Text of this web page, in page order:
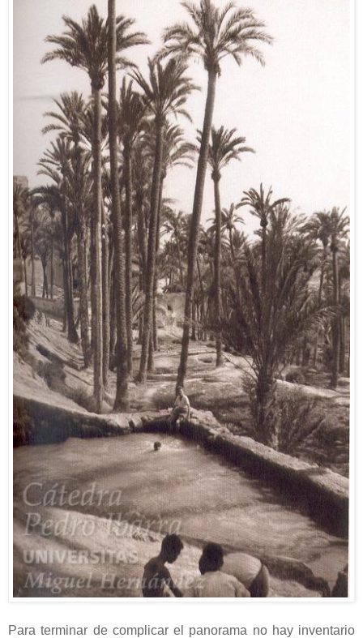
Para terminar de complicar el panorama no hay inventario